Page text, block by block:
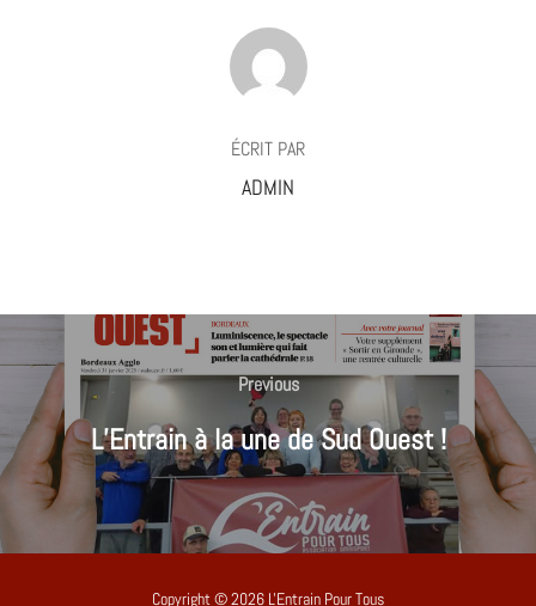
AUTEUR DE LA PUBLICATION
ÉCRIT PAR
ADMIN
Navigation
l’article
Previous
Previous
L’Entrain à la une de Sud Ouest !
Copyright © 2026 L'Entrain Pour Tous